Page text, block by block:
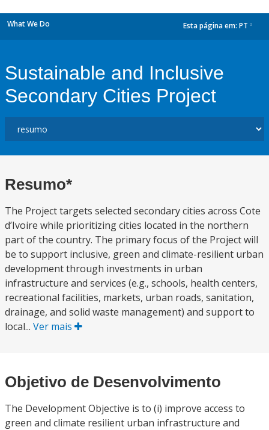
What We Do Esta página em: PT
Sustainable and Inclusive
Secondary Cities Project
Resumo*
The Project targets selected secondary cities across Cote
d’Ivoire while prioritizing cities located in the northern
part of the country. The primary focus of the Project will
be to support inclusive, green and climate-resilient urban
development through investments in urban
infrastructure and services (e.g., schools, health centers,
recreational facilities, markets, urban roads, sanitation,
drainage, and solid waste management) and support to
local... Ver mais
Objetivo de Desenvolvimento
The Development Objective is to (i) improve access to
green and climate resilient urban infrastructure and